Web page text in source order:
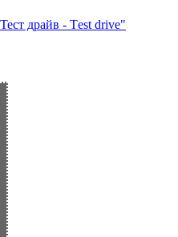
драйв - Тest drive"